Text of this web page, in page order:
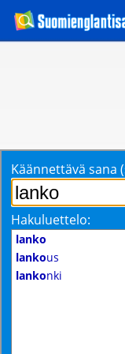
Käännettävä sana
Hakuluettelo:
lanko
lankous
lankonki